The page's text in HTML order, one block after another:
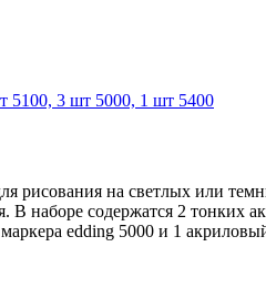
5100, 3 шт 5000, 1 шт 5400
рисования на светлых или
В наборе содержатся 2 тонких
edding 5000 и 1